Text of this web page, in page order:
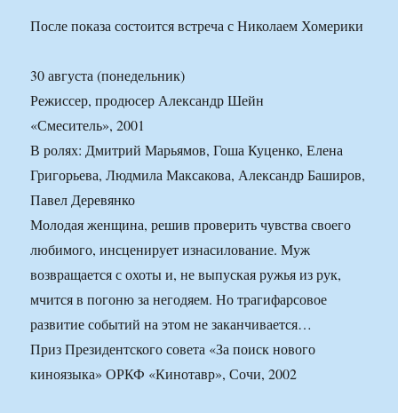
После показа состоится встреча с Николаем Хомерики
30 августа (понедельник)
Режиссер, продюсер Александр Шейн
«Смеситель», 2001
В ролях: Дмитрий Марьямов, Гоша Куценко, Елена
Григорьева, Людмила Максакова, Александр Баширов,
Павел Деревянко
Молодая женщина, решив проверить чувства своего
любимого, инсценирует изнасилование. Муж
возвращается с охоты и, не выпуская ружья из рук,
мчится в погоню за негодяем. Но трагифарсовое
развитие событий на этом не заканчивается…
Приз Президентского совета «За поиск нового
киноязыка» ОРКФ «Кинотавр», Сочи, 2002